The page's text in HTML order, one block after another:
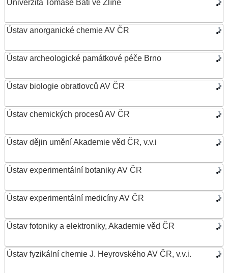
Univerzita Tomáše Bati ve Zlíně
Ústav anorganické chemie AV ČR
Ústav archeologické památkové péče Brno
Ústav biologie obratlovců AV ČR
Ústav chemických procesů AV ČR
Ústav dějin umění Akademie věd ČR, v.v.i
Ústav experimentální botaniky AV ČR
Ústav experimentální medicíny AV ČR
Ústav fotoniky a elektroniky, Akademie věd ČR
Ústav fyzikální chemie J. Heyrovského AV ČR, v.v.i.